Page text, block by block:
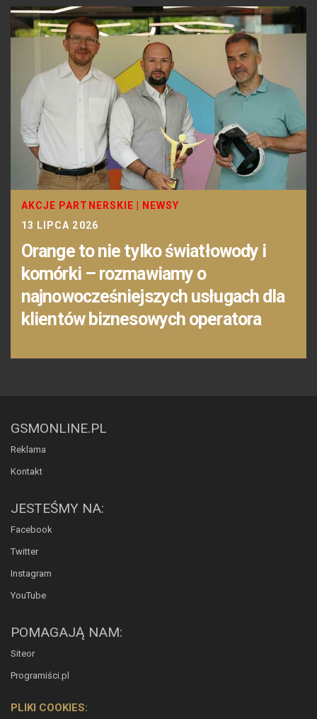
AKCJE PARTNERSKIE
NEWSY
13 LIPCA 2026
Orange to nie tylko światłowody i
komórki – rozmawiamy o
najnowocześniejszych usługach dla
klientów biznesowych operatora
GSMONLINE.PL
Reklama
Kontakt
JESTEŚMY NA:
Facebook
Twitter
Instagram
YouTube
POMAGAJĄ NAM:
Siteor
Programiści.pl
PLIKI COOKIES: